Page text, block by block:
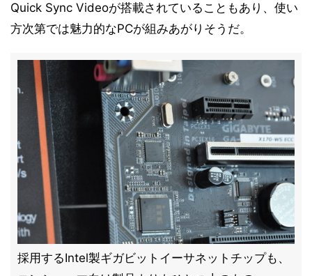
Quick Sync Videoが搭載されていることもあり、使い
方次第では魅力的なPCが組みあがりそうだ。
採用するIntel製ギガビットイーサネットチップも、